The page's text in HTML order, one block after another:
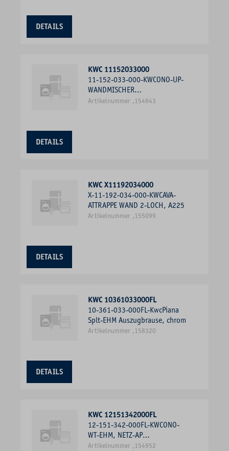
DETAILS
KWC 11152033000
11-152-033-000-KWCONO-UP-
WANDMISCHER
FERTIGMONTAGESET, A175,
Artikelnummer ,154943
DETAILS
KWC X11192034000
X-11-192-034-000-KWCAVA-
ATTRAPPE WAND 2-LOCH, A225
Artikelnummer ,155099
DETAILS
KWC 10361033000FL
10-361-033-000FL-KwcPiana
Splt-EHM Auszugbrause, chrom
Artikelnummer ,158320
DETAILS
KWC 12151342000FL
12-151-342-000FL-KWCONO-
WT-EHM, NETZ-AP
A125,ABLAUFGARN.,LED-
Artikelnummer ,154952